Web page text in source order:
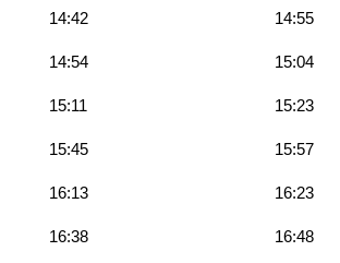
14:42 14:55
14:54 15:04
15:11 15:23
15:45 15:57
16:13 16:23
16:38 16:48